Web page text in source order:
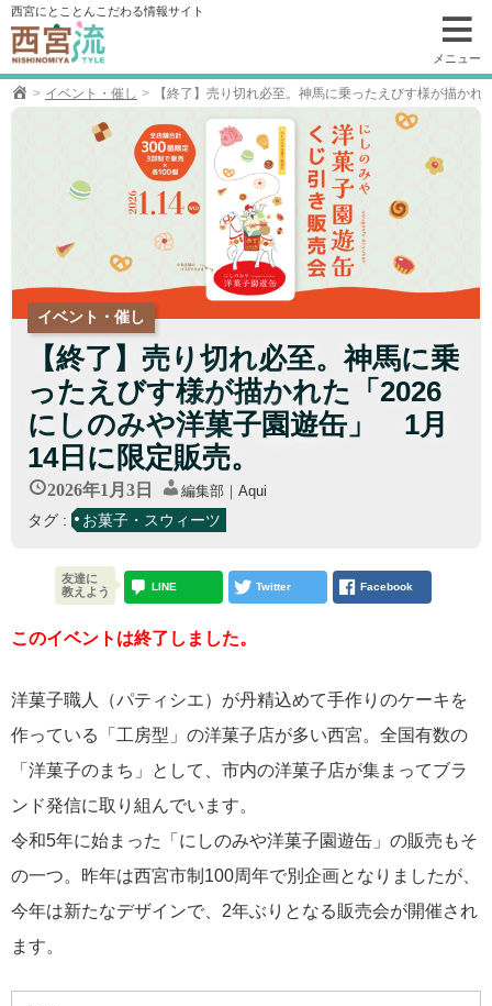
コ
ン
テ
ン
ツ
西宮にとことんこだわる情報サイト
メニュー
イベント・催し 【終了】売り切れ必至。神馬に乗ったえびす様が描か
イベント・催し
【終了】売り切れ必至。神馬に乗
ったえびす様が描かれた「2026
にしのみや洋菓子園遊缶」 1月
14日に限定販売。
2026年1月3日 編集部｜Aqui
タグ : お菓子・スウィーツ
このイベントは終了しました。
洋菓子職人（パティシエ）が丹精込めて手作りのケーキを
作っている「工房型」の洋菓子店が多い西宮。全国有数の
「洋菓子のまち」として、市内の洋菓子店が集まってブラ
ンド発信に取り組んでいます。
令和5年に始まった「にしのみや洋菓子園遊缶」の販売もそ
の一つ。昨年は西宮市制100周年で別企画となりましたが、
今年は新たなデザインで、2年ぶりとなる販売会が開催され
ます。
友達に
教えよう
LINE Twitter Facebook